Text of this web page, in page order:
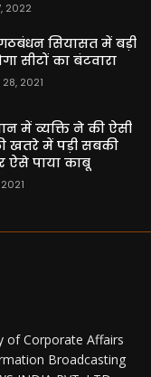
2022
सियासत में बड़ी
सीटों का बंटवारा
2021
में व्यक्ति ने की ऐसी
खतरे में पड़ी सबकी
ऐसे पाया काबू
of Corporate Affairs
Broadcasting